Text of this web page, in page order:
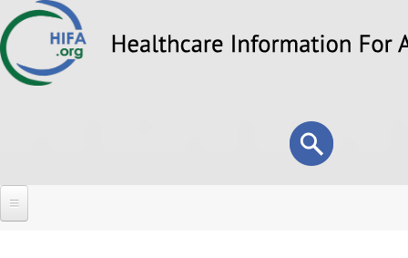
to
Search
form
Search